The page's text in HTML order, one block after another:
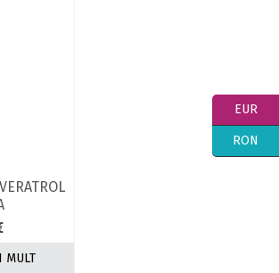
MULT
EUR
RON